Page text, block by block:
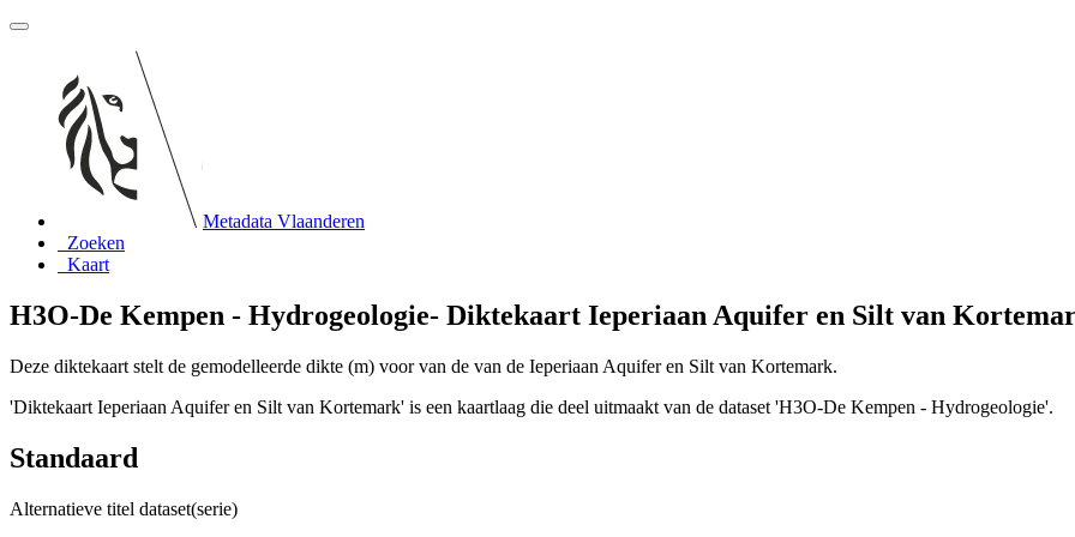
Metadata Vlaanderen
Zoeken
Kaart
H3O-De Kempen - Hydrogeologie- Diktekaart Ieperiaan Aquifer en Silt van
Deze diktekaart stelt de gemodelleerde dikte (m) voor van de van de Ieperiaan Aquifer en Silt van Kortemark.
'Diktekaart Ieperiaan Aquifer en Silt van Kortemark' is een kaartlaag die deel uitmaakt van de dataset 'H3O-De Kempen - Hydrogeologie'.
Standaard
Alternatieve titel dataset(serie)